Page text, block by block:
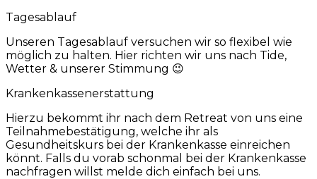
Tagesablauf
Unseren Tagesablauf versuchen wir so flexibel wie
möglich zu halten. Hier richten wir uns nach Tide,
Wetter & unserer Stimmung 😉
Krankenkassenerstattung
Hierzu bekommt ihr nach dem Retreat von uns eine
Teilnahmebestätigung, welche ihr als
Gesundheitskurs bei der Krankenkasse einreichen
könnt. Falls du vorab schonmal bei der Krankenkasse
nachfragen willst melde dich einfach bei uns.